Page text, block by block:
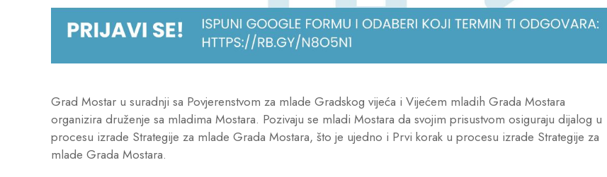
Grad Mostar u suradnji sa Povjerenstvom za mlade Gradskog vijeća i Vijećem mladih Grada Mostara
organizira druženje sa mladima Mostara. Pozivaju se mladi Mostara da svojim prisustvom osiguraju dijalog u
procesu izrade Strategije za mlade Grada Mostara, što je ujedno i Prvi korak u procesu izrade Strategije za
mlade Grada Mostara.